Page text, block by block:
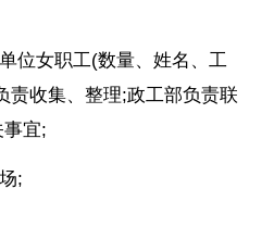
位女职工(数量、姓名、工
责收集、整理;政工部负责联
宜;
;